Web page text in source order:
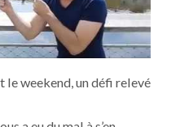
weekend, un défi relevé